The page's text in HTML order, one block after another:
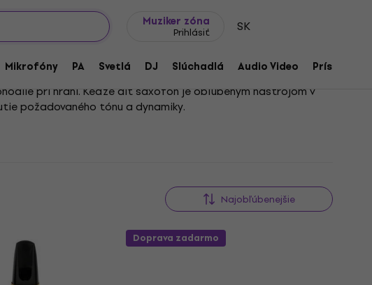
Muziker zóna
Prihlásiť SK
Mikrofóny PA Svetlá DJ Slúchadlá Audio Video
pri hraní. Keďže alt saxofón je obľúbeným nástrojom v
požadovaného tónu a dynamiky.
Najobľúbenejšie
Doprava zadarmo